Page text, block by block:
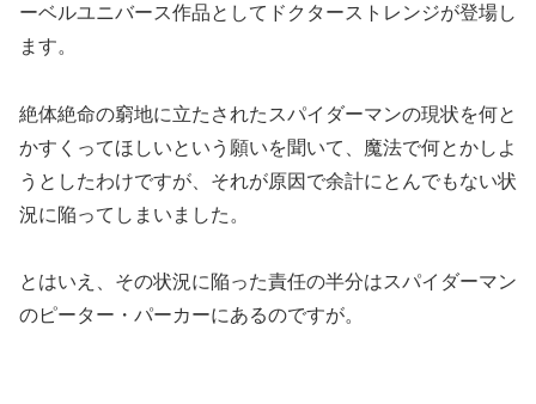
ーベルユニバース作品としてドクターストレンジが登場し
ます。
絶体絶命の窮地に立たされたスパイダーマンの現状を何と
かすくってほしいという願いを聞いて、魔法で何とかしよ
うとしたわけですが、それが原因で余計にとんでもない状
況に陥ってしまいました。
とはいえ、その状況に陥った責任の半分はスパイダーマン
のピーター・パーカーにあるのですが。